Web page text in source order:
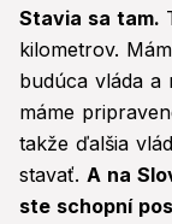
Stavia sa tam.
kilometrov.
budúca vláda a
máme
takže ďalšia
stavať. A na
ste schopní